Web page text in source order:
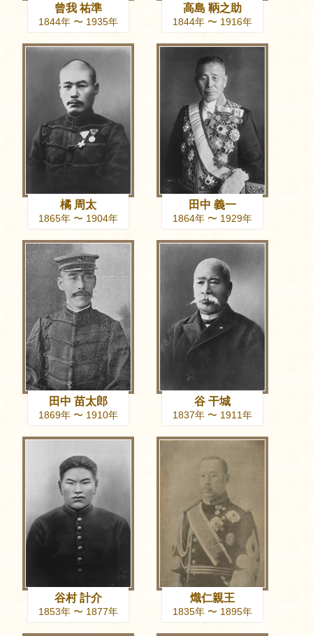
曾我 祐準
1844年 〜 1935年
高島 鞆之助
1844年 〜 1916年
橘 周太
1865年 〜 1904年
田中 義一
1864年 〜 1929年
田中 苗太郎
1869年 〜 1910年
谷 干城
1837年 〜 1911年
谷村 計介
1853年 〜 1877年
熾仁親王
1835年 〜 1895年